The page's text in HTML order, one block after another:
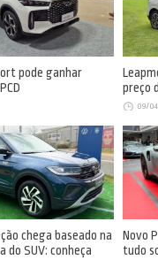
pode ganhar
preço
09/
chega baseado na
do SUV: conheça
Novo
tudo